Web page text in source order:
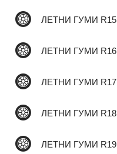
ЛЕТНИ ГУМИ R15
ЛЕТНИ ГУМИ R16
ЛЕТНИ ГУМИ R17
ЛЕТНИ ГУМИ R18
ЛЕТНИ ГУМИ R19